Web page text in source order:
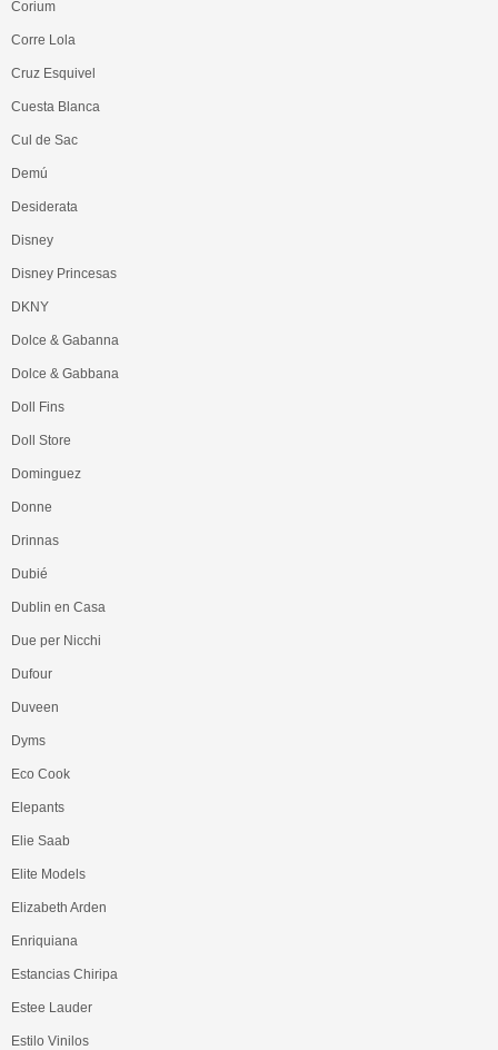
Corium
Corre Lola
Cruz Esquivel
Cuesta Blanca
Cul de Sac
Demú
Desiderata
Disney
Disney Princesas
DKNY
Dolce & Gabanna
Dolce & Gabbana
Doll Fins
Doll Store
Dominguez
Donne
Drinnas
Dubié
Dublin en Casa
Due per Nicchi
Dufour
Duveen
Dyms
Eco Cook
Elepants
Elie Saab
Elite Models
Elizabeth Arden
Enriquiana
Estancias Chiripa
Estee Lauder
Estilo Vinilos